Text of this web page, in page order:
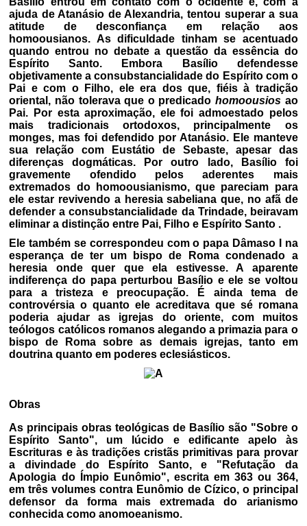
ajuda de Atanásio de Alexandria, tentou superar a sua
atitude de desconfiança em relação aos
homoousianos. As dificuldade tinham se acentuado
quando entrou no debate a questão da essência do
Espírito Santo. Embora Basílio defendesse
objetivamente a consubstancialidade do Espírito com o
Pai e com o Filho, ele era dos que, fiéis à tradição
oriental, não tolerava que o predicado homoousiosao
Pai. Por esta aproximação, ele foi admoestado pelos
mais tradicionais ortodoxos, principalmente os
monges, mas foi defendido por Atanásio. Ele manteve
sua relação com Eustátio de Sebaste, apesar das
diferenças dogmáticas. Por outro lado, Basílio foi
gravemente ofendido pelos aderentes mais
extremados do homoousianismo, que pareciam para
ele estar revivendo a heresia sabeliana que, no afã de
defender a consubstancialidade da Trindade, beiravam
eliminar a distinção entre Pai, Filho e Espírito Santo .
Ele também se correspondeu com o papa Dâmaso I na
esperança de ter um bispo de Roma condenado a
heresia onde quer que ela estivesse. A aparente
indiferença do papa perturbou Basílio e ele se voltou
para a tristeza e preocupação. É ainda tema de
controvérsia o quanto ele acreditava que sé romana
poderia ajudar as igrejas do oriente, com muitos
teólogos católicos romanos alegando a primazia para o
bispo de Roma sobre as demais igrejas, tanto em
doutrina quanto em poderes eclesiásticos.
Obras
As principais obras teológicas de Basílio são "Sobre o
Espírito Santo", um lúcido e edificante apelo às
Escrituras e às tradições cristãs primitivas para provar
a divindade do Espírito Santo, e "Refutação da
Apologia do Ímpio Eunômio", escrita em 363 ou 364,
em três volumes contra Eunômio de Cízico, o principal
defensor da forma mais extremada do arianismo
conhecida como anomoeanismo.